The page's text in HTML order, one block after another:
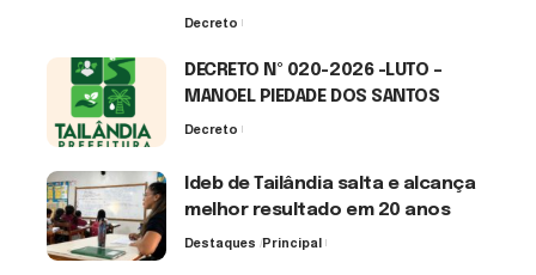
Decreto
DECRETO Nº 020-2026 -LUTO –
MANOEL PIEDADE DOS SANTOS
Decreto
Ideb de Tailândia salta e alcança
melhor resultado em 20 anos
Destaques Principal